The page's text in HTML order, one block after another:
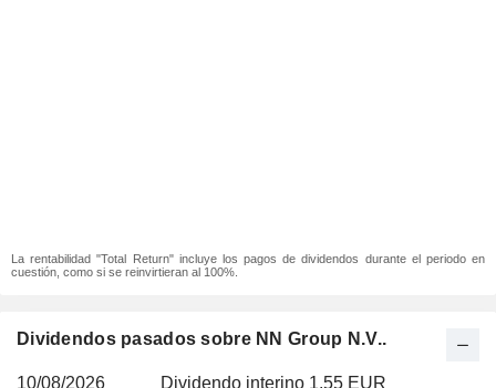
La rentabilidad "Total Return" incluye los pagos de dividendos durante el periodo en
cuestión, como si se reinvirtieran al 100%.
Dividendos pasados sobre NN Group N.V..
10/08/2026
Dividendo interino 1.55 EUR